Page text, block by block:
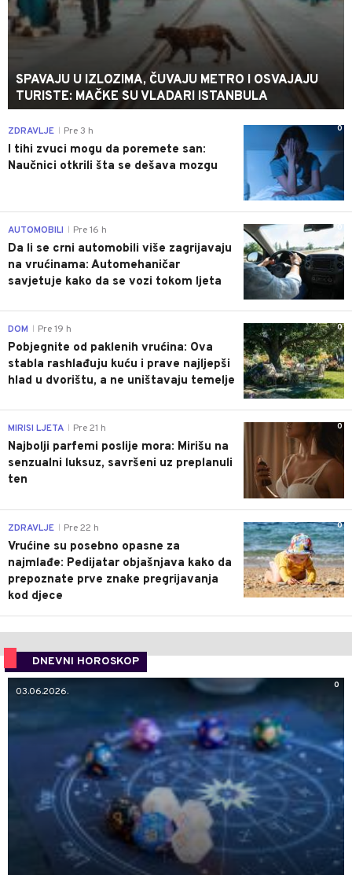
SPAVAJU U IZLOZIMA, ČUVAJU METRO I OSVAJAJU
TURISTE: MAČKE SU VLADARI ISTANBULA
0
ZDRAVLJE Pre 3 h
I tihi zvuci mogu da poremete san:
Naučnici otkrili šta se dešava mozgu
AUTOMOBILI Pre 16 h
Da li se crni automobili više zagrijavaju
na vrućinama: Automehaničar
savjetuje kako da se vozi tokom ljeta
0
DOM Pre 19 h
Pobjegnite od paklenih vrućina: Ova
stabla rashlađuju kuću i prave najljepši
hlad u dvorištu, a ne uništavaju temelje
0
MIRISI LJETA Pre 21 h
Najbolji parfemi poslije mora: Mirišu na
senzualni luksuz, savršeni uz preplanuli
ten
0
ZDRAVLJE Pre 22 h
Vrućine su posebno opasne za
najmlađe: Pedijatar objašnjava kako da
prepoznate prve znake pregrijavanja
kod djece
DNEVNI HOROSKOP
0
03.06.2026.